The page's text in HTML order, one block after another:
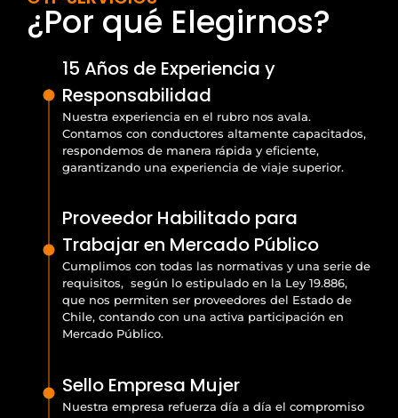
¿Por qué Elegirnos?
15 Años de Experiencia y
Responsabilidad
Nuestra experiencia en el rubro nos avala.
Contamos con conductores altamente capacitados,
respondemos de manera rápida y eficiente,
garantizando una experiencia de viaje superior.
Proveedor Habilitado para
Trabajar en Mercado Público
Cumplimos con todas las normativas y una serie de
requisitos, según lo estipulado en la Ley 19.886,
que nos permiten ser proveedores del Estado de
Chile, contando con una activa participación en
Mercado Público.
Sello Empresa Mujer
Nuestra empresa refuerza día a día el compromiso